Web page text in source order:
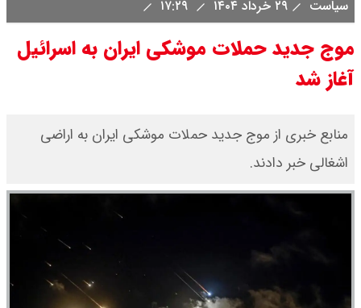
سیاست ۲۹ خرداد ۱۴۰۴
موج جدید حملات موشکی ایران به اسرائیل
آغاز شد
منابع خبری از موج جدید حملات موشکی ایران به اراضی
اشغالی خبر دادند.